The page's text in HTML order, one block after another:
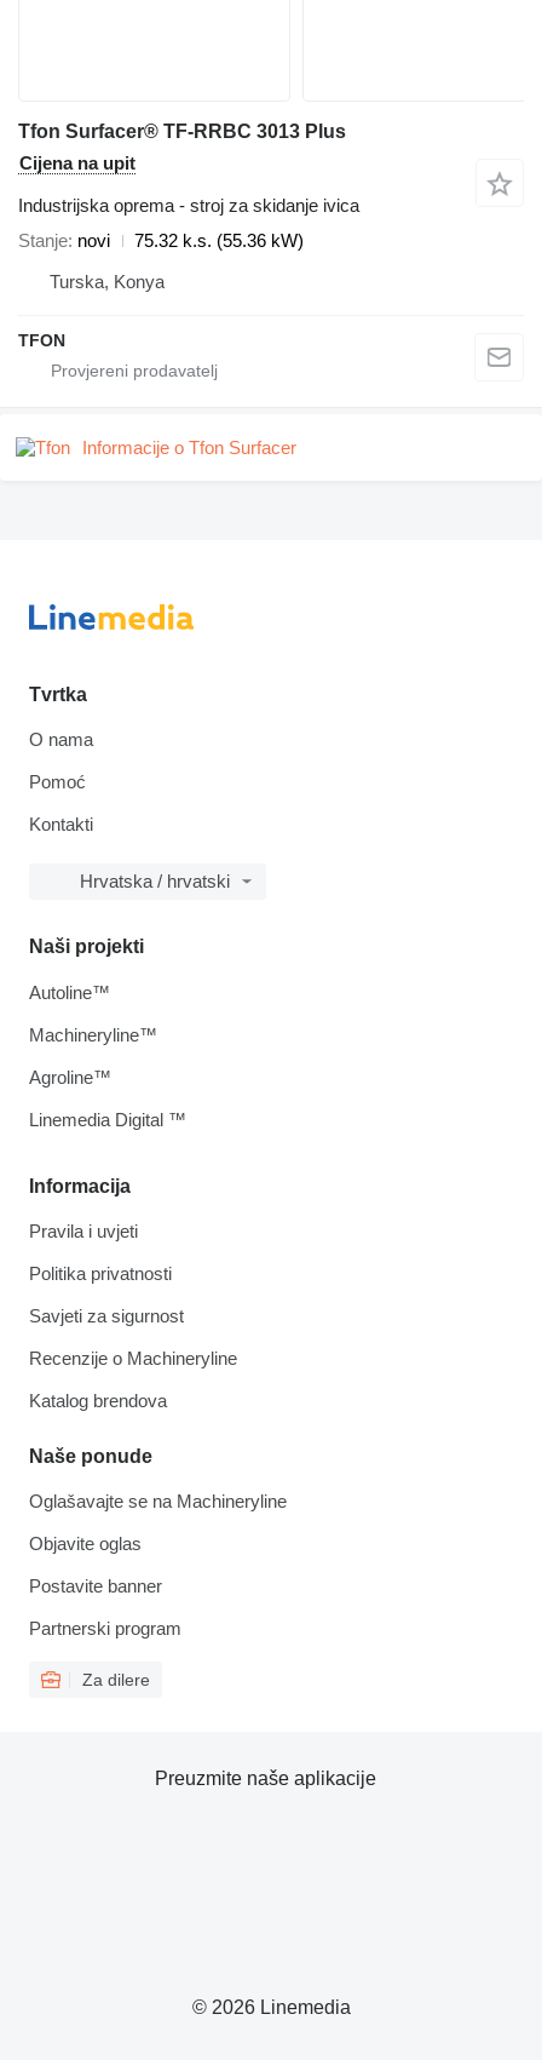
Tfon Surfacer® TF-RRBC 3013 Plus
Cijena na upit
Industrijska oprema - stroj za skidanje ivica
Stanje novi
75.32 k.s. (55.36 kW)
Turska, Konya
TFON
Informacije o Tfon Surfacer
Tvrtka
O nama
Pomoć
Kontakti
Hrvatska / hrvatski
Informacija
Pravila i uvjeti
Politika privatnosti
Savjeti za sigurnost
Recenzije o Machineryline
Katalog brendova
Naše ponude
Oglašavajte se na Machineryline
Objavite oglas
Postavite banner
Partnerski program
Za dilere
Naši projekti
Autoline™
Machineryline™
Agroline™
Linemedia Digital ™
© 2026 Linemedia
Preuzmite naše aplikacije